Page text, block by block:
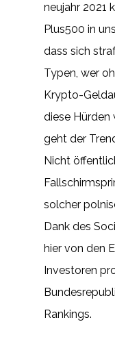
neujahr 2021
Plus500 in
dass sich
Typen, wer
Krypto-
diese Hürden
geht der
Nicht
solcher
Dank des
hier von den
Investoren
Rankings.